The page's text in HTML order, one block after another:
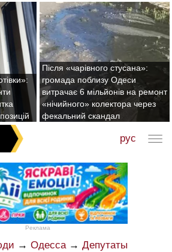
Після «чарівного стусана»:
громада поблизу Одеси
витрачає 6 мільйонів на ремонт
«нічийного» колектора через
фекальний скандал
рус
Реклама
→ Одесса→ Депутаты